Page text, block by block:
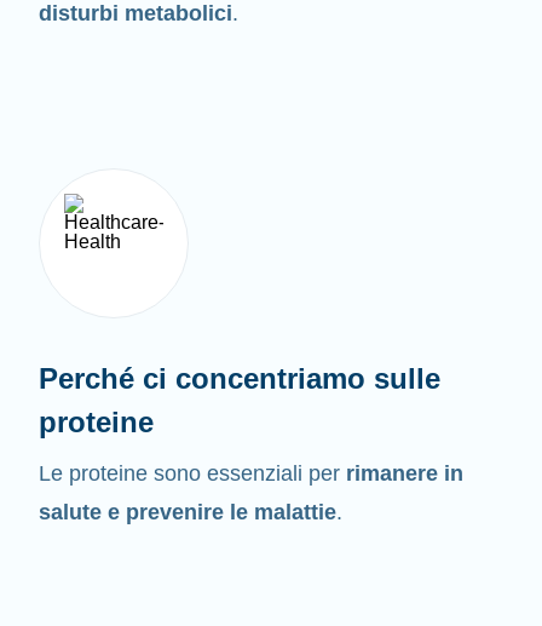
disturbi metabolici.
Perché ci concentriamo sulle
proteine
Le proteine sono essenziali per rimanere in
salute e prevenire le malattie.